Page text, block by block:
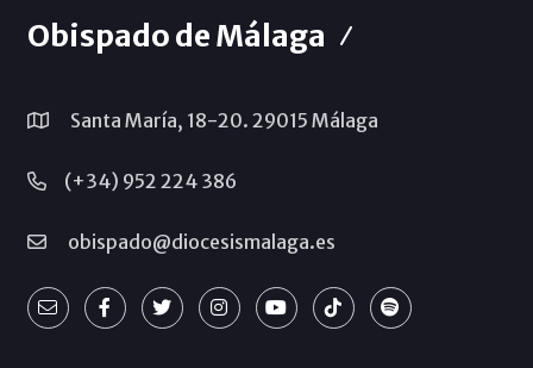
Obispado de Málaga
Santa María, 18-20. 29015 Málaga
(+34) 952 224 386
obispado@diocesismalaga.es